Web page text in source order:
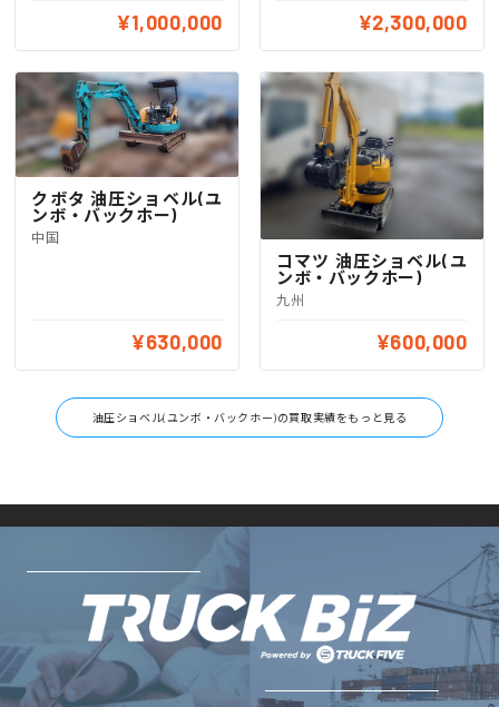
¥1,000,000 ¥2,300,000
クボタ 油圧ショベル(ユ
ンボ・バックホー)
中国
¥630,000
コマツ 油圧ショベル(ユ
ンボ・バックホー)
九州
¥600,000
油圧ショベル(ユンボ・バックホー)の買取実績をもっと見る